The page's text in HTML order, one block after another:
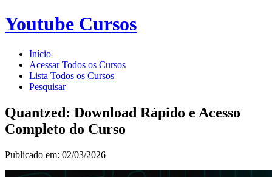
Youtube Cursos
Início
Acessar Todos os Cursos
Lista Todos os Cursos
Pesquisar
Quantzed: Download Rápido e Acesso
Completo do Curso
Publicado em: 02/03/2026